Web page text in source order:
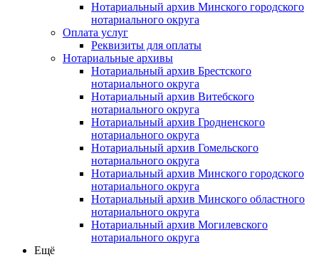
Нотариальный архив Минского городского
нотариального округа
Оплата услуг
Реквизиты для оплаты
Нотариальные архивы
Нотариальный архив Брестского
нотариального округа
Нотариальный архив Витебского
нотариального округа
Нотариальный архив Гродненского
нотариального округа
Нотариальный архив Гомельского
нотариального округа
Нотариальный архив Минского городского
нотариального округа
Нотариальный архив Минского областного
нотариального округа
Нотариальный архив Могилевского
нотариального округа
Ещё